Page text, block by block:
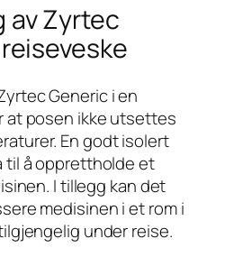
av Zyrtec
Generic i en
at posen ikke utsettes
En godt isolert
til å opprettholde et
I tillegg kan det
medisinen i et rom i
under reise.